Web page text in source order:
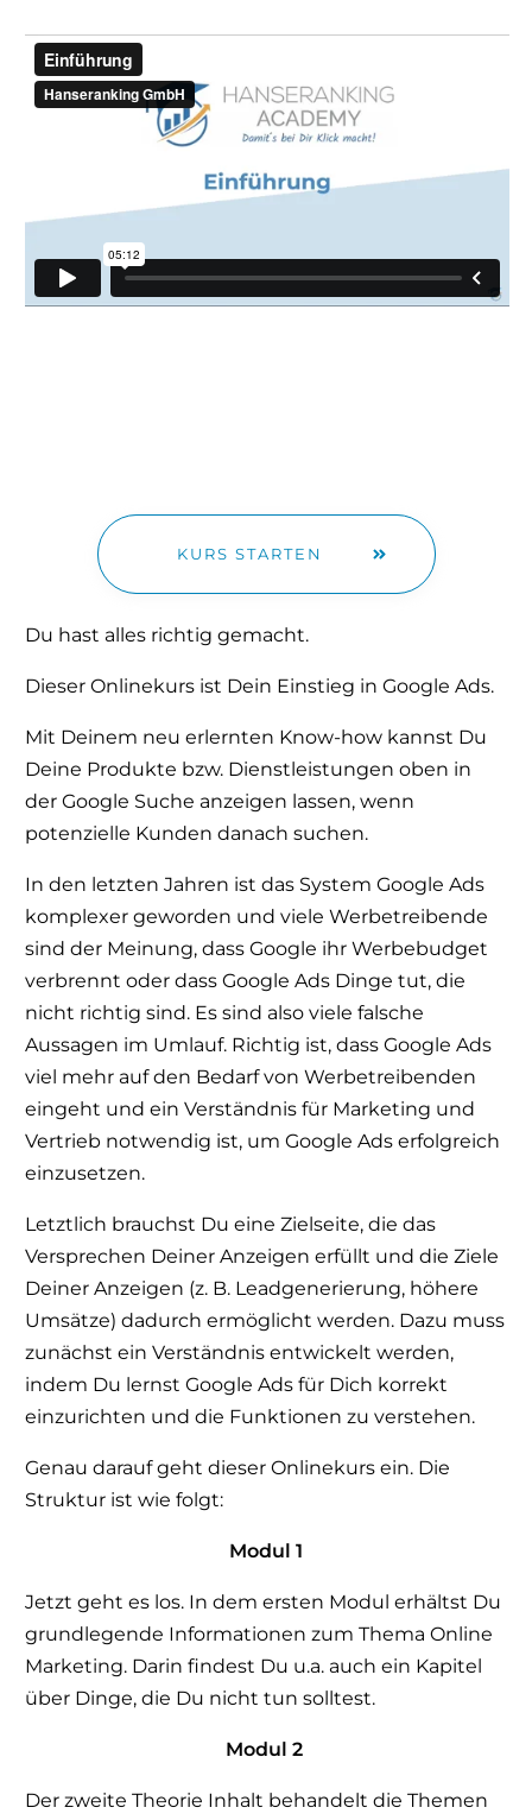
KURS STARTEN
Du hast alles richtig gemacht.
Dieser Onlinekurs ist Dein Einstieg in Google Ads.
Mit Deinem neu erlernten Know-how kannst Du
Deine Produkte bzw. Dienstleistungen oben in
der Google Suche anzeigen lassen, wenn
potenzielle Kunden danach suchen.
In den letzten Jahren ist das System Google Ads
komplexer geworden und viele Werbetreibende
sind der Meinung, dass Google ihr Werbebudget
verbrennt oder dass Google Ads Dinge tut, die
nicht richtig sind. Es sind also viele falsche
Aussagen im Umlauf. Richtig ist, dass Google Ads
viel mehr auf den Bedarf von Werbetreibenden
eingeht und ein Verständnis für Marketing und
Vertrieb notwendig ist, um Google Ads erfolgreich
einzusetzen.
Letztlich brauchst Du eine Zielseite, die das
Versprechen Deiner Anzeigen erfüllt und die Ziele
Deiner Anzeigen (z. B. Leadgenerierung, höhere
Umsätze) dadurch ermöglicht werden. Dazu muss
zunächst ein Verständnis entwickelt werden,
indem Du lernst Google Ads für Dich korrekt
einzurichten und die Funktionen zu verstehen.
Genau darauf geht dieser Onlinekurs ein. Die
Struktur ist wie folgt:
Modul 1
Jetzt geht es los. In dem ersten Modul erhältst Du
grundlegende Informationen zum Thema Online
Marketing. Darin findest Du u.a. auch ein Kapitel
über Dinge, die Du nicht tun solltest.
Modul 2
Der zweite Theorie Inhalt behandelt die Themen